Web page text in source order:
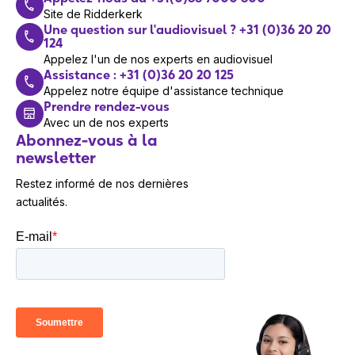
Sortie boucle inductive : 600mV RMS
Codecs : G.711a/u, G.722, G.729, L16/16 kHz
Vidéo
Codecs : H.264
Interface
LAN : 10/100BaseT, RJ-45
Câblage recommandé : Cat5e ou mieux
Entrée de sonnette
(bouton/relais)
Paramètres du contact : jusqu'à 50V/5mA, DC
Spécifications mécaniques
Dimensions (L x H x P) : 152 x 153 x 50 mm
fonctionnement
Design
Couleur du produit
Noir
Installation prise en
charge
Matériau du
boîtier/corps
Type de commande
Voyants
Oui
Code du système
Site de Ridderkerk
Une question sur l'audiovisuel ? +31 (0)36 20 20
124
Appelez l'un de nos experts en audiovisuel
Assistance : +31 (0)36 20 20 125
Appelez notre équipe d'assistance technique
Prendre rendez-vous
Avec un de nos experts
Abonnez-vous à la
newsletter
Restez informé de nos dernières
actualités.